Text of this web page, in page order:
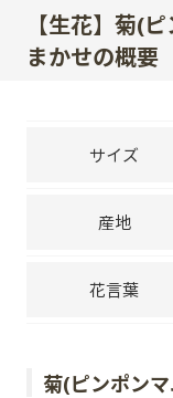
【生花】菊(
まかせの概要
サイズ
産地
花言葉
菊(ピンポン